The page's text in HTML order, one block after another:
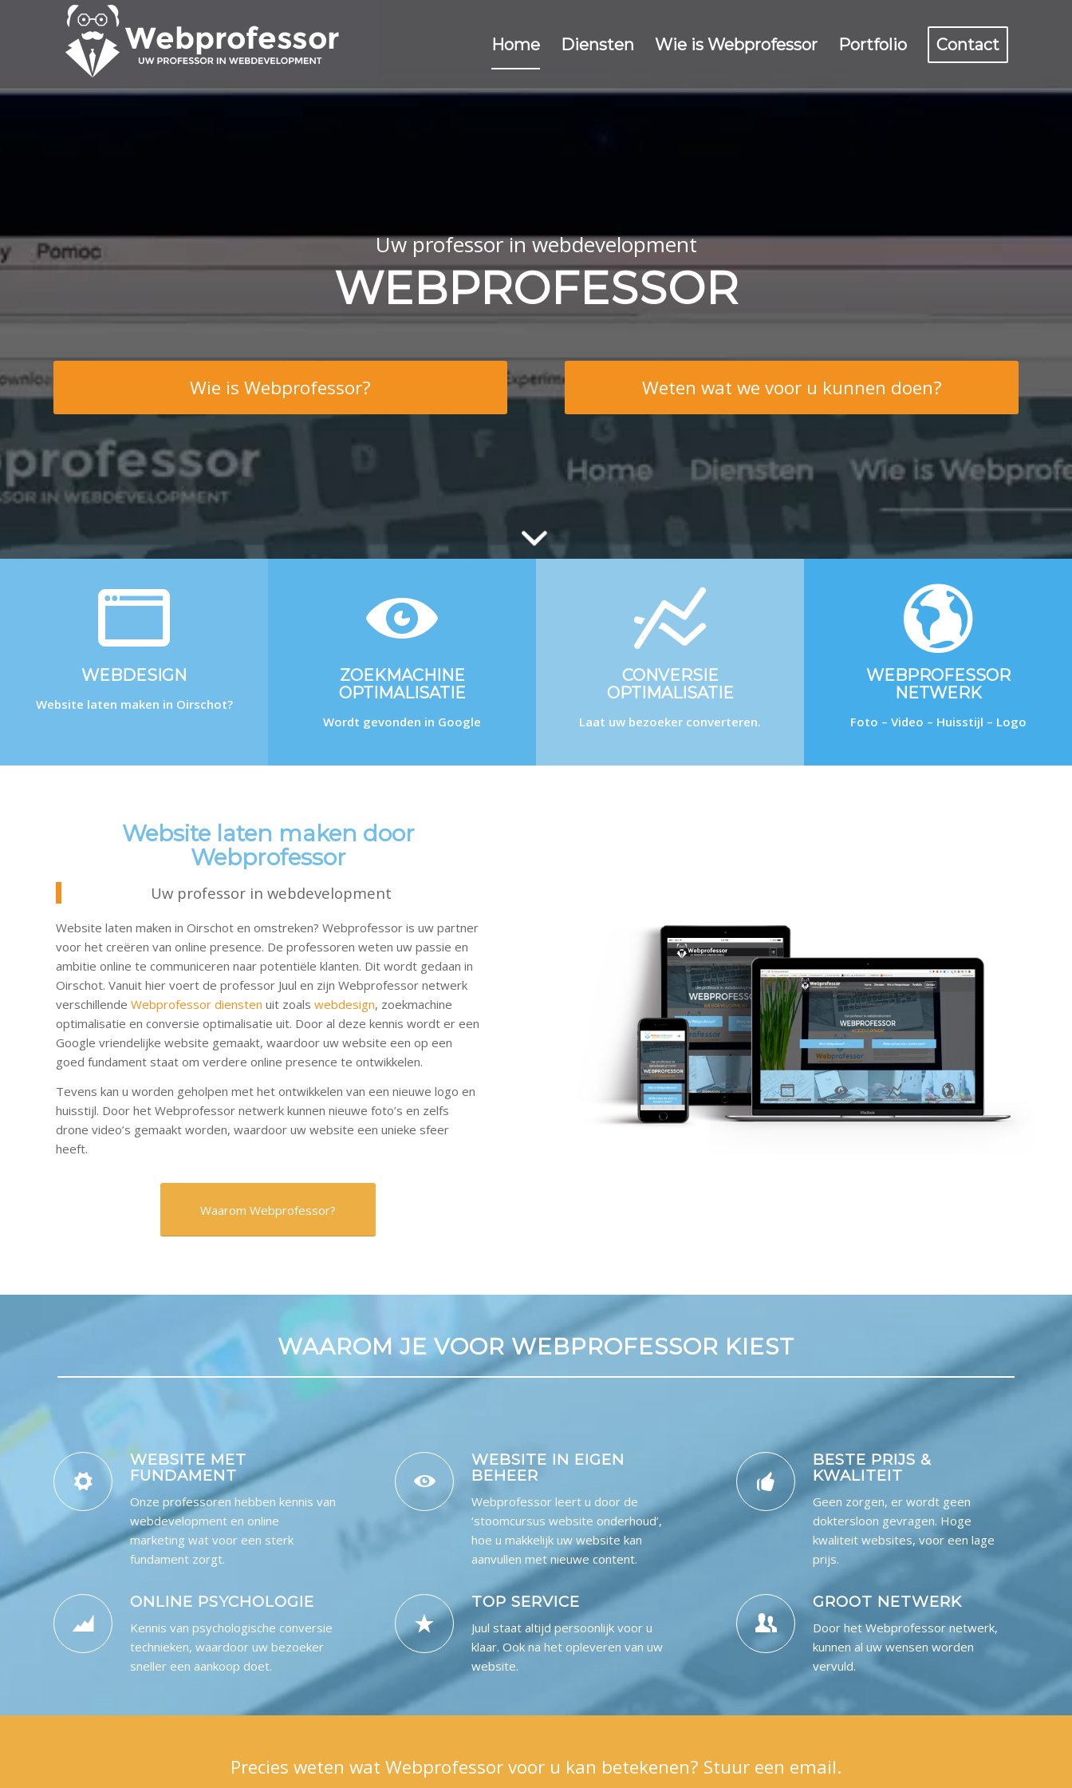
Home Diensten Wie is Webprofessor Portfolio Contact
Uw professor in webdevelopment
WEBPROFESSOR
Wie is Webprofessor? Weten wat we voor u kunnen doen?
WEBDESIGN
Website laten maken in Oirschot?
ZOEKMACHINE
OPTIMALISATIE
Wordt gevonden in Google
CONVERSIE
OPTIMALISATIE
Laat uw bezoeker converteren.
WEBPROFESSOR
NETWERK
Foto – Video – Huisstijl – Logo
Website laten maken door
Webprofessor
Uw professor in webdevelopment
Website laten maken in Oirschot en omstreken? Webprofessor is uw partner
voor het creëren van online presence. De professoren weten uw passie en
ambitie online te communiceren naar potentiële klanten. Dit wordt gedaan in
Oirschot. Vanuit hier voert de professor Juul en zijn Webprofessor netwerk
verschillende Webprofessor diensten uit zoals webdesign, zoekmachine
optimalisatie en conversie optimalisatie uit. Door al deze kennis wordt er een
Google vriendelijke website gemaakt, waardoor uw website een op een
goed fundament staat om verdere online presence te ontwikkelen.
Tevens kan u worden geholpen met het ontwikkelen van een nieuwe logo en
huisstijl. Door het Webprofessor netwerk kunnen nieuwe foto’s en zelfs
drone video’s gemaakt worden, waardoor uw website een unieke sfeer
heeft.
Waarom Webprofessor?
WAAROM JE VOOR WEBPROFESSOR KIEST
WEBSITE MET
FUNDAMENT
Onze professoren hebben kennis van
webdevelopment en online
marketing wat voor een sterk
fundament zorgt.
ONLINE PSYCHOLOGIE
Kennis van psychologische conversie
technieken, waardoor uw bezoeker
sneller een aankoop doet.
WEBSITE IN EIGEN
BEHEER
Webprofessor leert u door de
‘stoomcursus website onderhoud’,
hoe u makkelijk uw website kan
aanvullen met nieuwe content.
TOP SERVICE
Juul staat altijd persoonlijk voor u
klaar. Ook na het opleveren van uw
website.
BESTE PRIJS &
KWALITEIT
Geen zorgen, er wordt geen
doktersloon gevragen. Hoge
kwaliteit websites, voor een lage
prijs.
GROOT NETWERK
Door het Webprofessor netwerk,
kunnen al uw wensen worden
vervuld.
Precies weten wat Webprofessor voor u kan betekenen? Stuur een email.